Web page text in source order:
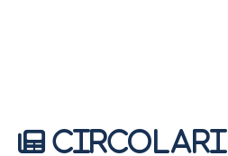
CIRCOLARI